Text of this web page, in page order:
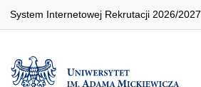
System Internetowej Rekrutacji 2026/2027